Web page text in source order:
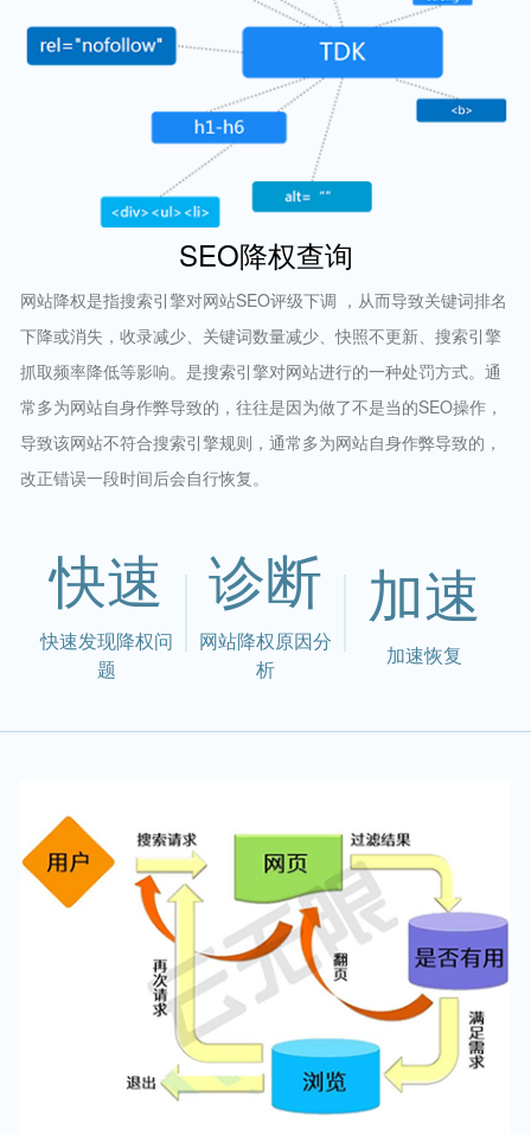
SEO降权查询
网站降权是指搜索引擎对网站SEO评级下调 ，从而导致关键词排名
下降或消失，收录减少、关键词数量减少、快照不更新、搜索引擎
抓取频率降低等影响。是搜索引擎对网站进行的一种处罚方式。通
常多为网站自身作弊导致的，往往是因为做了不是当的SEO操作，
导致该网站不符合搜索引擎规则，通常多为网站自身作弊导致的，
改正错误一段时间后会自行恢复。
快速
快速发现降权问
题
诊断
网站降权原因分
析
加速
加速恢复